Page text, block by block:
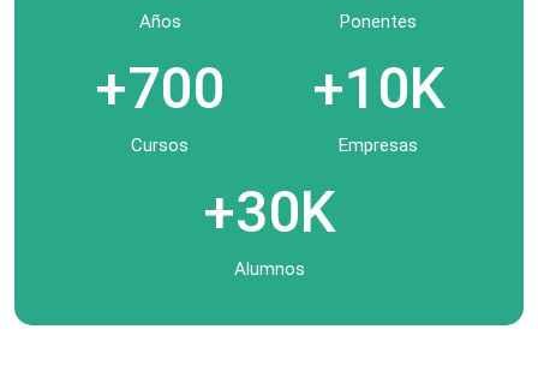
Años Ponentes
+700
Cursos
+10K
Empresas
+30K
Alumnos